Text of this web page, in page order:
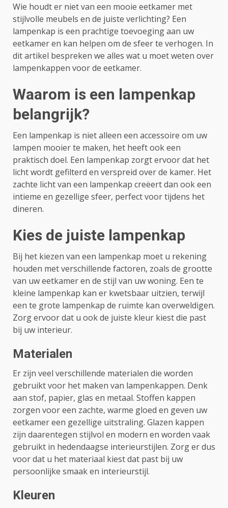
Wie houdt er niet van een mooie eetkamer met
stijlvolle meubels en de juiste verlichting? Een
lampenkap is een prachtige toevoeging aan uw
eetkamer en kan helpen om de sfeer te verhogen. In
dit artikel bespreken we alles wat u moet weten over
lampenkappen voor de eetkamer.
Waarom is een lampenkap
belangrijk?
Een lampenkap is niet alleen een accessoire om uw
lampen mooier te maken, het heeft ook een
praktisch doel. Een lampenkap zorgt ervoor dat het
licht wordt gefilterd en verspreid over de kamer. Het
zachte licht van een lampenkap creëert dan ook een
intieme en gezellige sfeer, perfect voor tijdens het
dineren.
Kies de juiste lampenkap
Bij het kiezen van een lampenkap moet u rekening
houden met verschillende factoren, zoals de grootte
van uw eetkamer en de stijl van uw woning. Een te
kleine lampenkap kan er kwetsbaar uitzien, terwijl
een te grote lampenkap de ruimte kan overweldigen.
Zorg ervoor dat u ook de juiste kleur kiest die past
bij uw interieur.
Materialen
Er zijn veel verschillende materialen die worden
gebruikt voor het maken van lampenkappen. Denk
aan stof, papier, glas en metaal. Stoffen kappen
zorgen voor een zachte, warme gloed en geven uw
eetkamer een gezellige uitstraling. Glazen kappen
zijn daarentegen stijlvol en modern en worden vaak
gebruikt in hedendaagse interieurstijlen. Zorg er dus
voor dat u het materiaal kiest dat past bij uw
persoonlijke smaak en interieurstijl.
Kleuren